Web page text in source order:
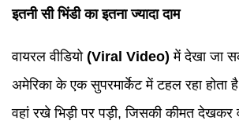
इतनी सी भिंडी का इतना ज्यादा दाम
वायरल वीडियो (Viral Video) में देखा जा
अमेरिका के एक सुपरमार्केट में टहल रहा
वहां रखे भिड़ी पर पड़ी, जिसकी कीमत